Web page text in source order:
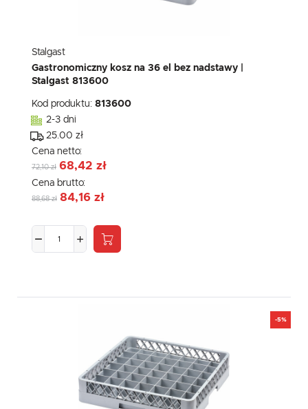
Stalgast
Gastronomiczny kosz na 36 el bez nadstawy |
Stalgast 813600
Kod produktu: 813600
2-3 dni
25.00 zł
Cena netto:
72,10 zł 68,42 zł
Cena brutto:
88,68 zł 84,16 zł
-5%